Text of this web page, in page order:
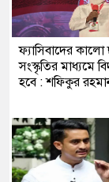
ফ্যাসিবাদের কালো
সংস্কৃতির মাধ্যমে
হবে : শফিকুর